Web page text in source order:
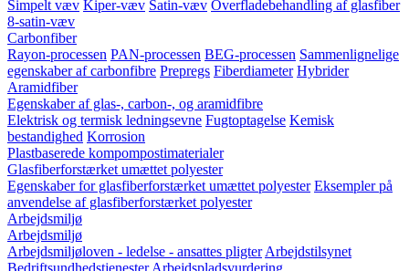
Simpelt væv Kiper-væv Satin-væv Overfladebehandling af glasfiber
8-satin-væv
Carbonfiber
Rayon-processen PAN-processen BEG-processen Sammenlignelige
egenskaber af carbonfibre Prepregs Fiberdiameter Hybrider
Aramidfiber
Egenskaber af glas-, carbon-, og aramidfibre
Elektrisk og termisk ledningsevne Fugtoptagelse Kemisk
bestandighed Korrosion
Plastbaserede kompompostimaterialer
Glasfiberforstærket umættet polyester
Egenskaber for glasfiberforstærket umættet polyester Eksempler på
anvendelse af glasfiberforstærket polyester
Arbejdsmiljø
Arbejdsmiljø
Arbejdsmiljøloven - ledelse - ansattes pligter Arbejdstilsynet
Bedriftsundhedstjenester Arbejdspladsvurdering